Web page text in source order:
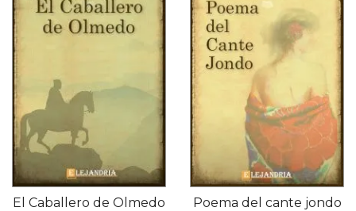
El Caballero de Olmedo
Poema del cante jondo